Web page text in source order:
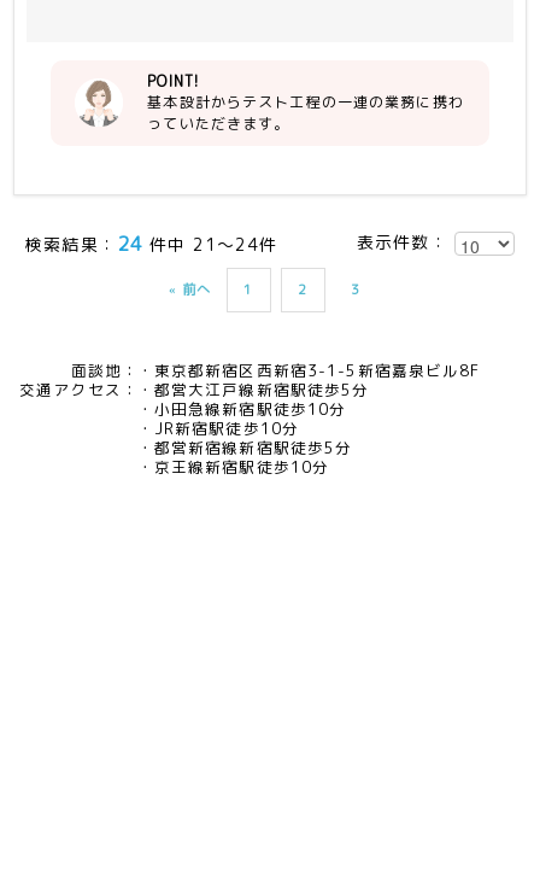
POINT!
基本設計からテスト工程の一連の業務に携わ
っていただきます。
検索結果： 24 件中 21～24件 表示件数：
« 前へ 1 2 3
面談地：
東京都新宿区西新宿3-1-5新宿嘉泉ビル8F
交通アクセス：
都営大江戸線新宿駅徒歩5分
小田急線新宿駅徒歩10分
JR新宿駅徒歩10分
都営新宿線新宿駅徒歩5分
京王線新宿駅徒歩10分